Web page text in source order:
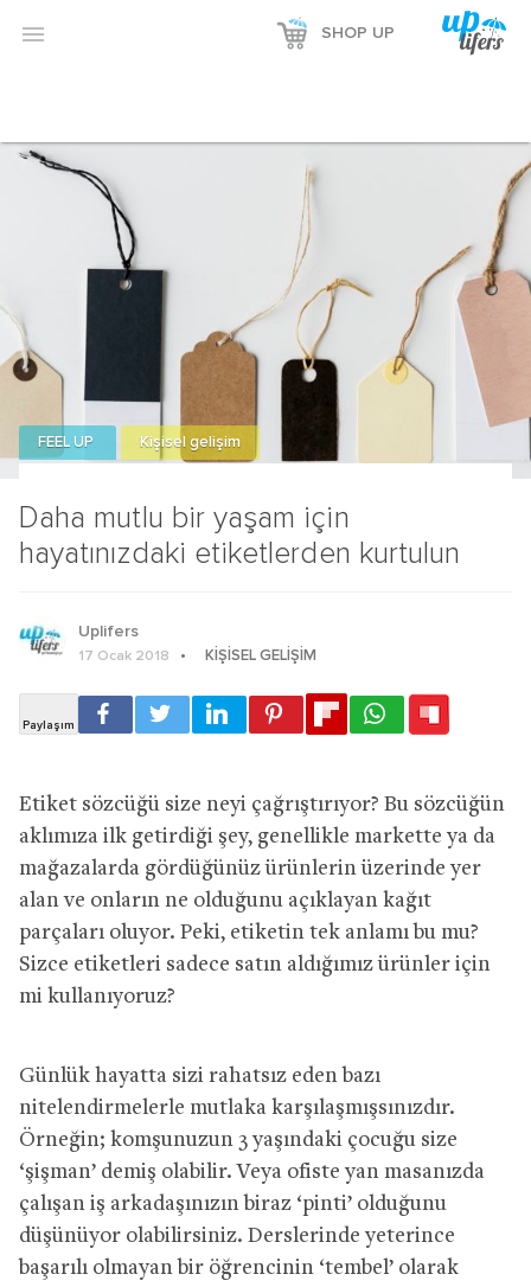
 SHOP UP
Daha mutlu bir yaşam için
hayatınızdaki etiketlerden kurtulun
FEEL UP Kişisel gelişim
Uplifers
17 Ocak 2018 KIŞISEL GELIŞIM
Etiket sözcüğü size neyi çağrıştırıyor? Bu sözcüğün
aklımıza ilk getirdiği şey, genellikle markette ya da
mağazalarda gördüğünüz ürünlerin üzerinde yer
alan ve onların ne olduğunu açıklayan kağıt
parçaları oluyor. Peki, etiketin tek anlamı bu mu?
Sizce etiketleri sadece satın aldığımız ürünler için
mi kullanıyoruz?
Günlük hayatta sizi rahatsız eden bazı
nitelendirmelerle mutlaka karşılaşmışsınızdır.
Örneğin; komşunuzun 3 yaşındaki çocuğu size
‘şişman’ demiş olabilir. Veya ofiste yan masanızda
çalışan iş arkadaşınızın biraz ‘pinti’ olduğunu
düşünüyor olabilirsiniz. Derslerinde yeterince
başarılı olmayan bir öğrencinin ‘tembel’ olarak